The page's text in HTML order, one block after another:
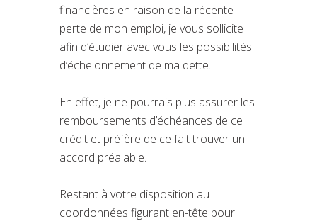
financières en raison de la récente
perte de mon emploi, je vous sollicite
afin d’étudier avec vous les possibilités
d’échelonnement de ma dette.
En effet, je ne pourrais plus assurer les
remboursements d’échéances de ce
crédit et préfère de ce fait trouver un
accord préalable.
Restant à votre disposition au
coordonnées figurant en-tête pour